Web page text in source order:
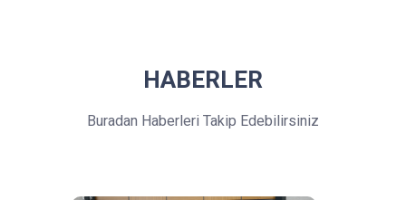
HABERLER
Buradan Haberleri Takip Edebilirsiniz